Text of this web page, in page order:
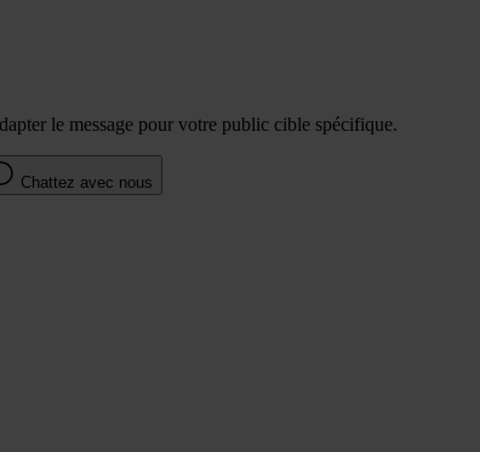
le message pour votre public cible spécifique.
Chattez avec nous